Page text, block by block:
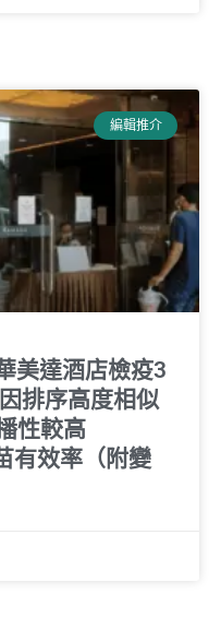
編輯推介
美達酒店檢疫3
排序高度相似
性較高
有效率（附變